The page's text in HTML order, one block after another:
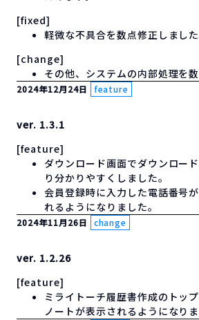
[fixed]
軽微な不具合を数点修正しました
[change]
その他、システムの内部処理を
2024年12月24日 feature
ver. 1.3.1
[feature]
ダウンロード画面でダウンロー
り分かりやすくしました。
会員登録時に入力した電話番号
れるようになりました。
2024年11月26日 change
ver. 1.2.26
[feature]
ミライトーチ履歴書作成のトッ
ノートが表示されるようになりま